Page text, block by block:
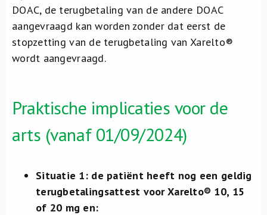
DOAC, de terugbetaling van de andere DOAC
aangevraagd kan worden zonder dat eerst de
stopzetting van de terugbetaling van Xarelto®
wordt aangevraagd.
Praktische implicaties voor de
arts (vanaf 01/09/2024)
Situatie 1: de patiënt heeft nog een geldig
terugbetalingsattest voor Xarelto® 10, 15
of 20 mg en: